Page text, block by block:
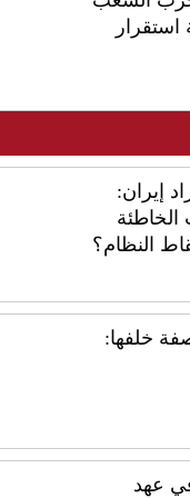
إيران:
النظام؟
خلفها:
في عهد